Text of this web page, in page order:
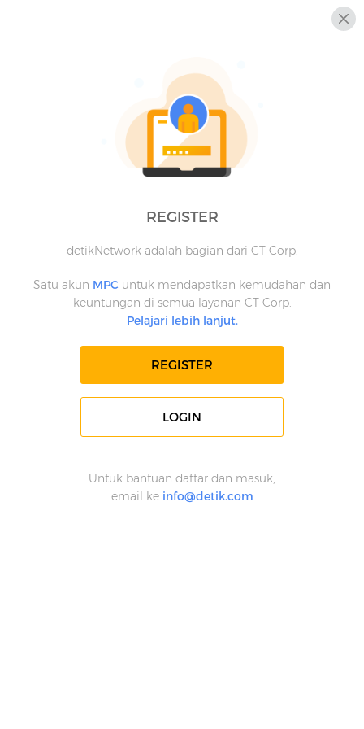
REGISTER
detikNetwork adalah bagian dari CT Corp.
Satu akun MPC untuk mendapatkan kemudahan dan
keuntungan di semua layanan CT Corp.
Pelajari lebih lanjut.
REGISTER
LOGIN
Untuk bantuan daftar dan masuk,
email ke info@detik.com